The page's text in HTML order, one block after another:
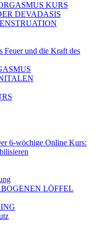
KURS
DEVADASIS
Feuer und die Kraft des
6‑wöchige Online Kurs:
LÖFFEL